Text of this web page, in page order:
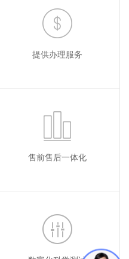
提供办理服务
售前售后一体化